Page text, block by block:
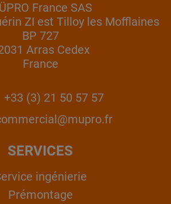
France SAS
ZI est Tilloy les Mofflaines
BP 727
Arras Cedex
France
+33 (3) 21 50 57 57
SERVICES
ingénierie
Prémontage